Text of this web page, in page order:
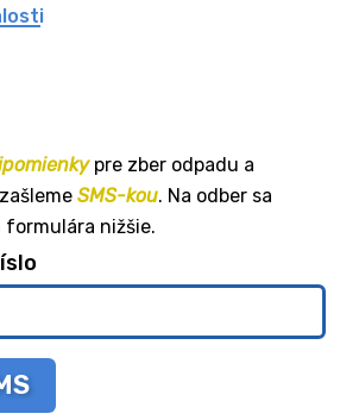
pre zber odpadu a
SMS-kou. Na odber sa
nižšie.